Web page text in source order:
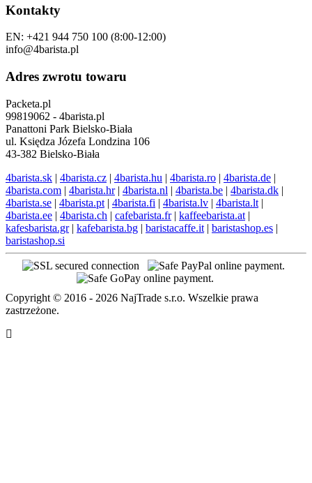
Kontakty
EN: +421 944 750 100 (8:00-12:00)
info@4barista.pl
Adres zwrotu towaru
Packeta.pl
99819062 - 4barista.pl
Panattoni Park Bielsko-Biała
ul. Księdza Józefa Londzina 106
43-382 Bielsko-Biała
4barista.sk | 4barista.cz | 4barista.hu | 4barista.ro | 4barista.de |
4barista.com | 4barista.hr| 4barista.nl | 4barista.be | 4barista.dk |
4barista.se | 4barista.pt | 4barista.fi | 4barista.lv | 4barista.lt |
4barista.ee | 4barista.ch | cafebarista.fr| kaffeebarista.at |
kafesbarista.gr| kafebarista.bg | baristacaffe.it | baristashop.es |
baristashop.si
Copyright © 2016 - 2026 NajTrade s.r.o. Wszelkie prawa
zastrzeżone.